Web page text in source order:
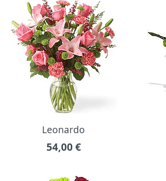
Leonardo
54,00 €